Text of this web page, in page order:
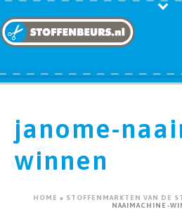
janome-
winnen
HOME » STOFFENMARKTEN VAN DE
NAAIMACHINE-